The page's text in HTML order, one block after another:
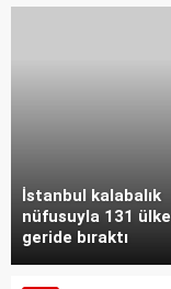
İstanbul kalabalık
nüfusuyla 131
geride bıraktı